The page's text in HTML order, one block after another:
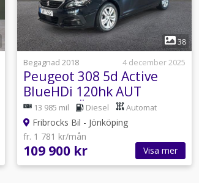
1
38
Begagnad 2018
4 december 2025
Peugeot 308 5d Active
BlueHDi 120hk AUT
*3,99% RÄNTA* Vinterhjul
13 985 mil Diesel Automat
Fribrocks Bil - Jönköping
fr. 1 781 kr/mån
109 900 kr Visa mer